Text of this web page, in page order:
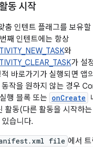
동 시작
춤 인텐트 플래그를 보유
째 인텐트에는 항상
와
가 설
바로가기가 실행되면 앱
작을 원하지 않는 경우
행 블록 또는 onCreate
활동(다른 활동을 시작하
습니다.
file 에서 트